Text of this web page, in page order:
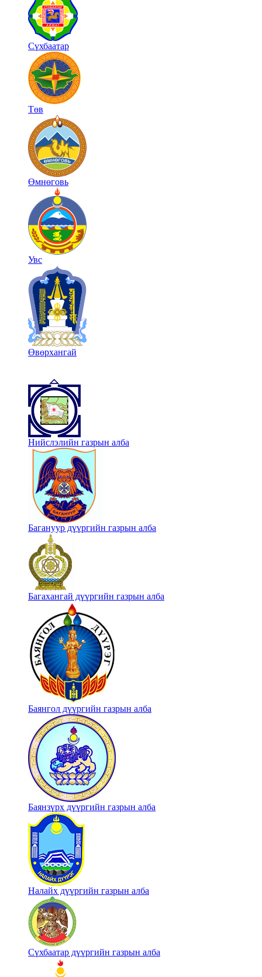
Сүхбаатар
Төв
Өмнөговь
Увс
Өвөрхангай
Нийслэлийн газрын алба
Багануур дүүргийн газрын алба
Багахангай дүүргийн газрын алба
Баянгол дүүргийн газрын алба
Баянзүрх дүүргийн газрын алба
Налайх дүүргийн газрын алба
Сүхбаатар дүүргийн газрын алба